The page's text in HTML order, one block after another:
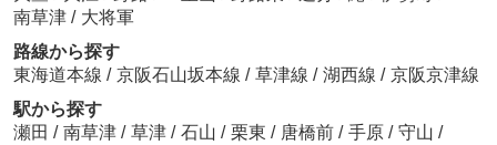
南草津 / 大将軍
路線から探す
東海道本線 / 京阪石山坂本線 / 草津線 / 湖西線 / 京阪京津線
駅から探す
瀬田 / 南草津 / 草津 / 石山 / 栗東 / 唐橋前 / 手原 / 守山 /